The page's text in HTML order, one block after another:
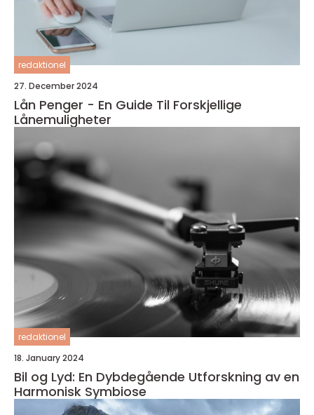
redaktionel
27. December 2024
Lån Penger - En Guide Til Forskjellige
Lånemuligheter
redaktionel
18. January 2024
Bil og Lyd: En Dybdegående Utforskning av en
Harmonisk Symbiose